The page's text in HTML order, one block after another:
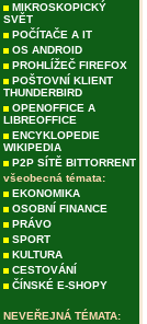
MIKROSKOPICKÝ
SVĚT
POČÍTAČE A IT
OS ANDROID
PROHLÍŽEČ FIREFOX
POŠTOVNÍ KLIENT
THUNDERBIRD
OPENOFFICE A
LIBREOFFICE
ENCYKLOPEDIE
WIKIPEDIA
P2P SÍTĚ BITTORRENT
všeobecná témata:
EKONOMIKA
OSOBNÍ FINANCE
PRÁVO
SPORT
KULTURA
CESTOVÁNÍ
ČÍNSKÉ E-SHOPY
NEVEŘEJNÁ TÉMATA: